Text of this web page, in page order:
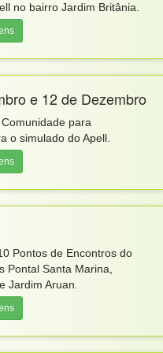
no bairro Jardim Britânia.
e 12 de Dezembro
para
o simulado do Apell.
Pontos de Encontros do
Pontal Santa Marina,
Jardim Aruan.